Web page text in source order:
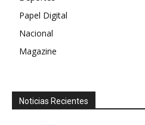
Papel Digital
Nacional
Magazine
Noticias Recientes